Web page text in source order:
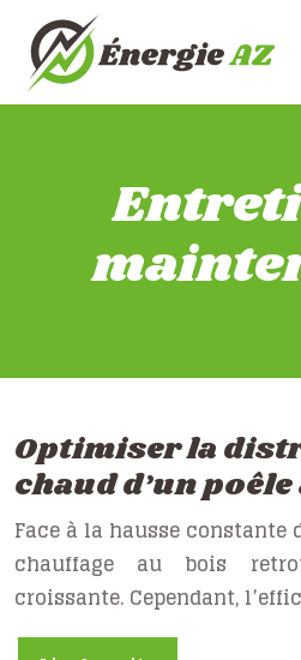
Optimiser la
chaud d’un
Face à la hausse constante
chauffage au bois
croissante. Cependant,